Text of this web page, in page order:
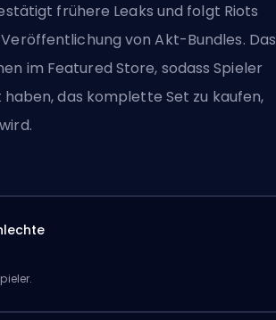
frühere Leaks und folgt Riots
von Akt-Bundles. Das
im Featured Store, sodass Spieler
haben, das komplette Set zu kaufen,